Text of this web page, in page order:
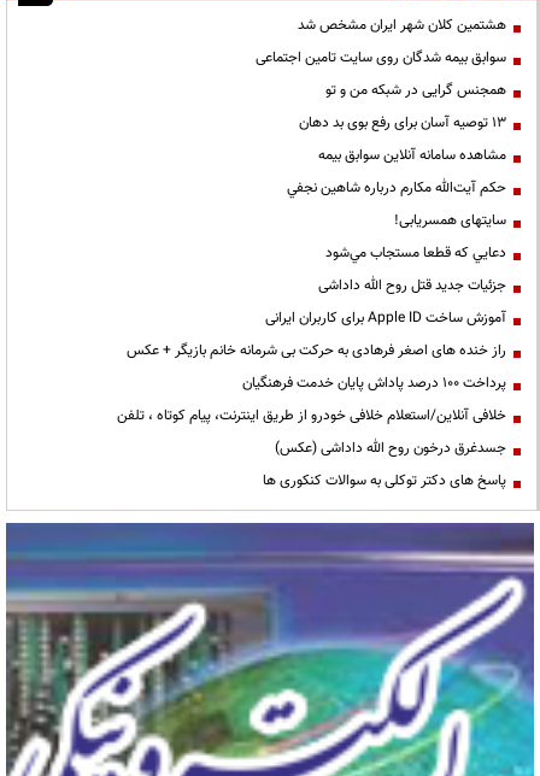
هشتمین کلان شهر ایران مشخص شد
سوابق بیمه شدگان روی سایت تامین اجتماعی
همجنس گرایی در شبکه من و تو
13 توصیه آسان برای رفع بوی بد دهان
مشاهده سامانه آنلاين سوابق بیمه
حكم آيت‌الله مكارم درباره شاهين نجفي
سایتهای همسریابی!
دعايي كه قطعا مستجاب مي‌شود
جزئیات جدید قتل روح الله داداشی
آموزش ساخت Apple ID برای کاربران ایرانی
راز خنده های اصغر فرهادی به حرکت بی شرمانه خانم بازیگر + عکس
پرداخت ۱۰۰ درصد پاداش پایان خدمت فرهنگیان
خلافی آنلاین/استعلام خلافی خودرو از طریق اینترنت، پیام کوتاه ، تلفن
جسدغرق درخون روح الله داداشی (عکس)
پاسخ های دکتر توکلی به سوالات کنکوری ها